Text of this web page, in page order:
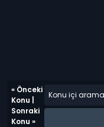
« Önceki
Konu
Sonraki
Konu »